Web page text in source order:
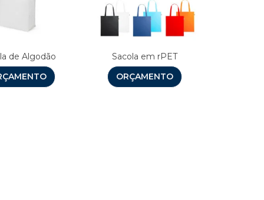
de Algodão
Sacola em rPET
ORÇAMENTO